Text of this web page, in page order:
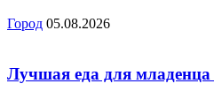
Город 05.08.2026
Лучшая еда для младенца